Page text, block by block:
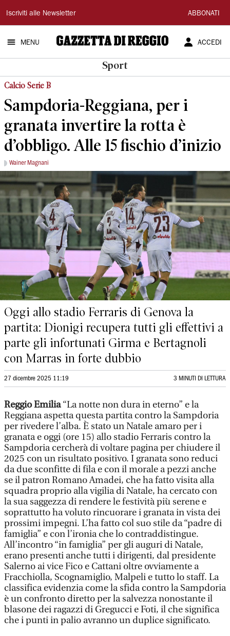
Gazzetta
di
Reggio
Iscriviti alle Newsletter ABBONATI
MENU ACCEDI
Sport
Calcio Serie B
Sampdoria-Reggiana, per i
granata invertire la rotta è
d’obbligo. Alle 15 fischio d’inizio
Wainer Magnani
Oggi allo stadio Ferraris di Genova la
partita: Dionigi recupera tutti gli effettivi a
parte gli infortunati Girma e Bertagnoli
con Marras in forte dubbio
27 dicembre 2025 11:19 3 MINUTI DI LETTURA
Reggio Emilia“La notte non dura in eterno” e la
Reggiana aspetta questa partita contro la Sampdoria
per rivedere l’alba. È stato un Natale amaro per i
granata e oggi (ore 15) allo stadio Ferraris contro la
Sampdoria cercherà di voltare pagina per chiudere il
2025 con un risultato positivo. I granata sono reduci
da due sconfitte di fila e con il morale a pezzi anche
se il patron Romano Amadei, che ha fatto visita alla
squadra proprio alla vigilia di Natale, ha cercato con
la sua saggezza di rendere le festività più serene e
soprattutto ha voluto rincuorare i granata in vista dei
prossimi impegni. L’ha fatto col suo stile da “padre di
famiglia” e con l’ironia che lo contraddistingue.
All’incontro “in famiglia” per gli auguri di Natale,
erano presenti anche tutti i dirigenti, dal presidente
Salerno ai vice Fico e Cattani oltre ovviamente a
Fracchiolla, Scognamiglio, Malpeli e tutto lo staff. La
classifica evidenzia come la sfida contro la Sampdoria
è un confronto diretto per la salvezza nonostante il
blasone dei ragazzi di Gregucci e Foti, il che significa
che i punti in palio avranno un duplice significato.